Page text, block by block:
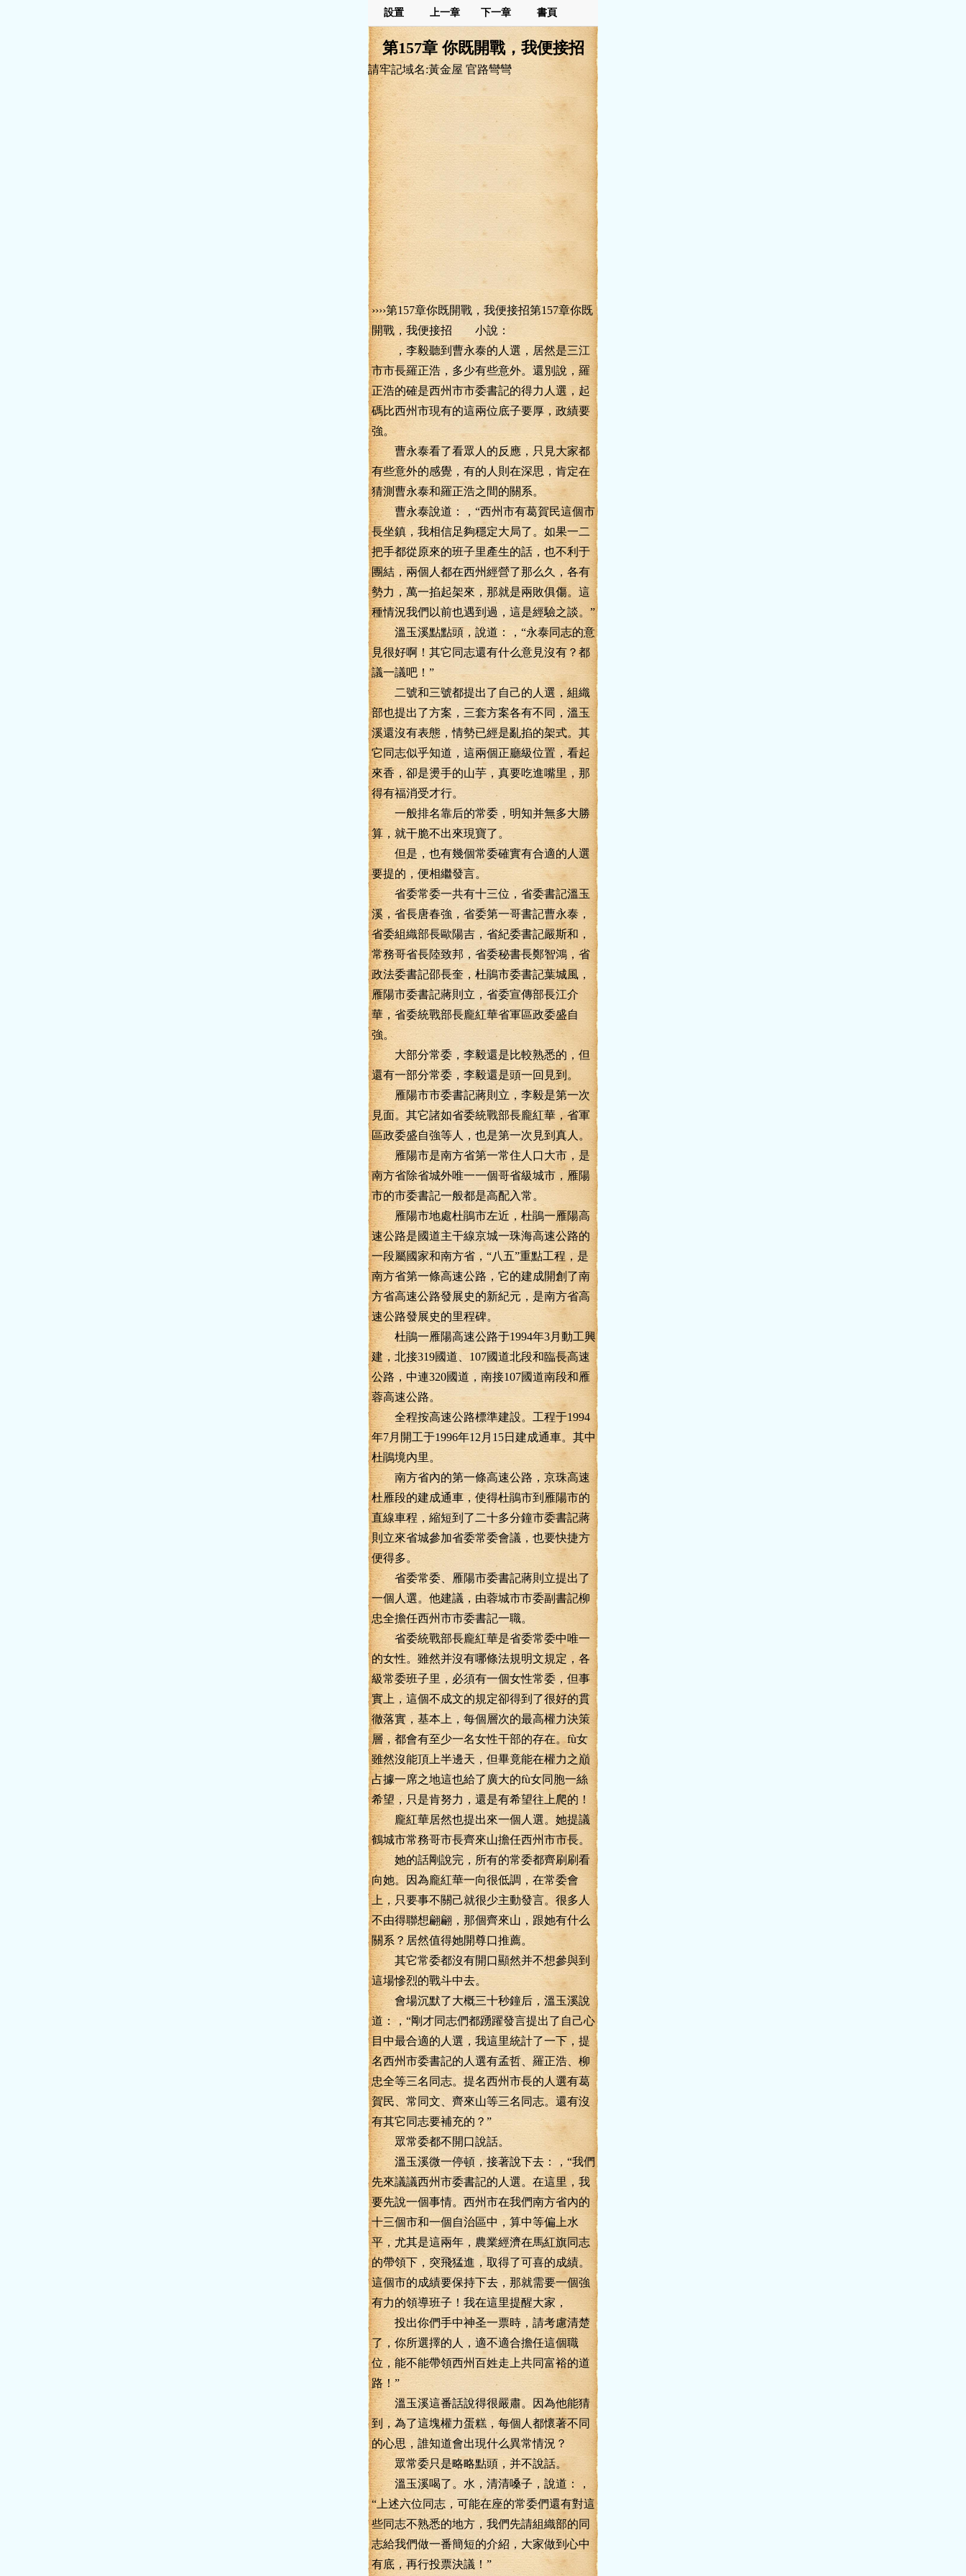
設置 上一章 下一章 書頁
第157章 你既開戰，我便接招
請牢記域名:黃金屋 官路彎彎
››››第157章你既開戰，我便接招第157章你既
開戰，我便接招 小說：
，李毅聽到曹永泰的人選，居然是三江
市市長羅正浩，多少有些意外。還別說，羅
正浩的確是西州市市委書記的得力人選，起
碼比西州市現有的這兩位底子要厚，政績要
強。
曹永泰看了看眾人的反應，只見大家都
有些意外的感覺，有的人則在深思，肯定在
猜測曹永泰和羅正浩之間的關系。
曹永泰說道：，“西州市有葛賀民這個市
長坐鎮，我相信足夠穩定大局了。如果一二
把手都從原來的班子里產生的話，也不利于
團結，兩個人都在西州經營了那么久，各有
勢力，萬一掐起架來，那就是兩敗俱傷。這
種情況我們以前也遇到過，這是經驗之談。”
溫玉溪點點頭，說道：，“永泰同志的意
見很好啊！其它同志還有什么意見沒有？都
議一議吧！”
二號和三號都提出了自己的人選，組織
部也提出了方案，三套方案各有不同，溫玉
溪還沒有表態，情勢已經是亂掐的架式。其
它同志似乎知道，這兩個正廳級位置，看起
來香，卻是燙手的山芋，真要吃進嘴里，那
得有福消受才行。
一般排名靠后的常委，明知并無多大勝
算，就干脆不出來現寶了。
但是，也有幾個常委確實有合適的人選
要提的，便相繼發言。
省委常委一共有十三位，省委書記溫玉
溪，省長唐春強，省委第一哥書記曹永泰，
省委組織部長歐陽吉，省紀委書記嚴斯和，
常務哥省長陸致邦，省委秘書長鄭智鴻，省
政法委書記邵長奎，杜鵑市委書記葉城風，
雁陽市委書記蔣則立，省委宣傳部長江介
華，省委統戰部長龐紅華省軍區政委盛自
強。
大部分常委，李毅還是比較熟悉的，但
還有一部分常委，李毅還是頭一回見到。
雁陽市市委書記蔣則立，李毅是第一次
見面。其它諸如省委統戰部長龐紅華，省軍
區政委盛自強等人，也是第一次見到真人。
雁陽市是南方省第一常住人口大市，是
南方省除省城外唯一一個哥省級城市，雁陽
市的市委書記一般都是高配入常。
雁陽市地處杜鵑市左近，杜鵑一雁陽高
速公路是國道主干線京城一珠海高速公路的
一段屬國家和南方省，“八五”重點工程，是
南方省第一條高速公路，它的建成開創了南
方省高速公路發展史的新紀元，是南方省高
速公路發展史的里程碑。
杜鵑一雁陽高速公路于1994年3月動工興
建，北接319國道、107國道北段和臨長高速
公路，中連320國道，南接107國道南段和雁
蓉高速公路。
全程按高速公路標準建設。工程于1994
年7月開工于1996年12月15日建成通車。其中
杜鵑境內里。
南方省內的第一條高速公路，京珠高速
杜雁段的建成通車，使得杜鵑市到雁陽市的
直線車程，縮短到了二十多分鐘市委書記蔣
則立來省城參加省委常委會議，也要快捷方
便得多。
省委常委、雁陽市委書記蔣則立提出了
一個人選。他建議，由蓉城市市委副書記柳
忠全擔任西州市市委書記一職。
省委統戰部長龐紅華是省委常委中唯一
的女性。雖然并沒有哪條法規明文規定，各
級常委班子里，必須有一個女性常委，但事
實上，這個不成文的規定卻得到了很好的貫
徹落實，基本上，每個層次的最高權力決策
層，都會有至少一名女性干部的存在。fù女
雖然沒能頂上半邊天，但畢竟能在權力之巔
占據一席之地這也給了廣大的fù女同胞一絲
希望，只是肯努力，還是有希望往上爬的！
龐紅華居然也提出來一個人選。她提議
鶴城市常務哥市長齊來山擔任西州市市長。
她的話剛說完，所有的常委都齊刷刷看
向她。因為龐紅華一向很低調，在常委會
上，只要事不關己就很少主動發言。很多人
不由得聯想翩翩，那個齊來山，跟她有什么
關系？居然值得她開尊口推薦。
其它常委都沒有開口顯然并不想參與到
這場慘烈的戰斗中去。
會場沉默了大概三十秒鐘后，溫玉溪說
道：，“剛才同志們都踴躍發言提出了自己心
目中最合適的人選，我這里統計了一下，提
名西州市委書記的人選有孟哲、羅正浩、柳
忠全等三名同志。提名西州市長的人選有葛
賀民、常同文、齊來山等三名同志。還有沒
有其它同志要補充的？”
眾常委都不開口說話。
溫玉溪微一停頓，接著說下去：，“我們
先來議議西州市委書記的人選。在這里，我
要先說一個事情。西州市在我們南方省內的
十三個市和一個自治區中，算中等偏上水
平，尤其是這兩年，農業經濟在馬紅旗同志
的帶領下，突飛猛進，取得了可喜的成績。
這個市的成績要保持下去，那就需要一個強
有力的領導班子！我在這里提醒大家，
投出你們手中神圣一票時，請考慮清楚
了，你所選擇的人，適不適合擔任這個職
位，能不能帶領西州百姓走上共同富裕的道
路！”
溫玉溪這番話說得很嚴肅。因為他能猜
到，為了這塊權力蛋糕，每個人都懷著不同
的心思，誰知道會出現什么異常情況？
眾常委只是略略點頭，并不說話。
溫玉溪喝了。水，清清嗓子，說道：，
“上述六位同志，可能在座的常委們還有對這
些同志不熟悉的地方，我們先請組織部的同
志給我們做一番簡短的介紹，大家做到心中
有底，再行投票決議！”